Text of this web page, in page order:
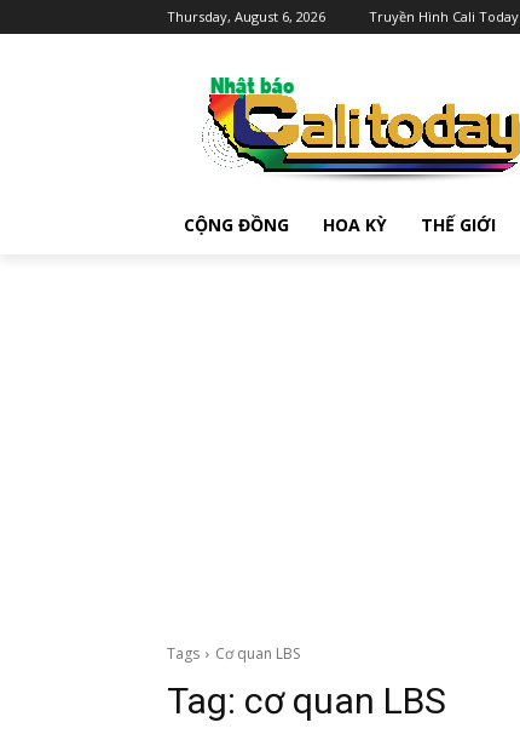
Thursday, August 6, 2026 Truyền Hình Cali Today
CỘNG ĐỒNG HOA KỲ THẾ GIỚI
Tags Cơ quan LBS
Tag: cơ quan LBS